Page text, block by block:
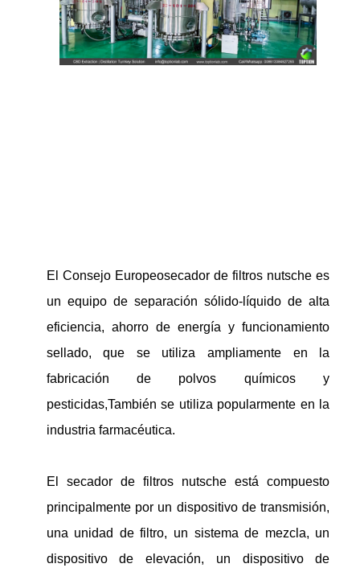
El Consejo Europeosecador de filtros nutsche es
un equipo de separación sólido-líquido de alta
eficiencia, ahorro de energía y funcionamiento
sellado, que se utiliza ampliamente en la
fabricación de polvos químicos y
pesticidas,También se utiliza popularmente en la
industria farmacéutica.
El secador de filtros nutsche está compuesto
principalmente por un dispositivo de transmisión,
una unidad de filtro, un sistema de mezcla, un
dispositivo de elevación, un dispositivo de